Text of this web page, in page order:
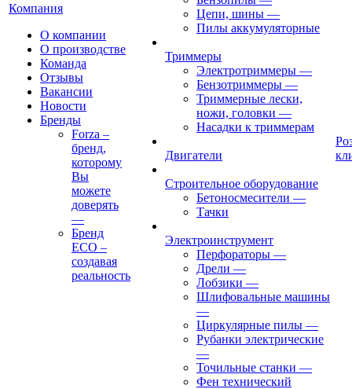
Компания
О компании
О производстве
Команда
Отзывы
Вакансии
Новости
Бренды
Forza –
бренд,
которому
Вы
можете
доверять
—
Бренд
ECO –
создавая
реальность
Цепи, шины —
Пилы аккумуляторные
Триммеры
Электротриммеры —
Бензотриммеры —
Триммерные лески,
ножи, головки —
Насадки к триммерам
Двигатели
Строительное оборудование
Бетоносмесители —
Тачки
Электроинструмент
Перфораторы —
Дрели —
Лобзики —
Шлифовальные машины
—
Циркулярные пилы —
Рубанки электрические
—
Точильные станки —
Фен технический